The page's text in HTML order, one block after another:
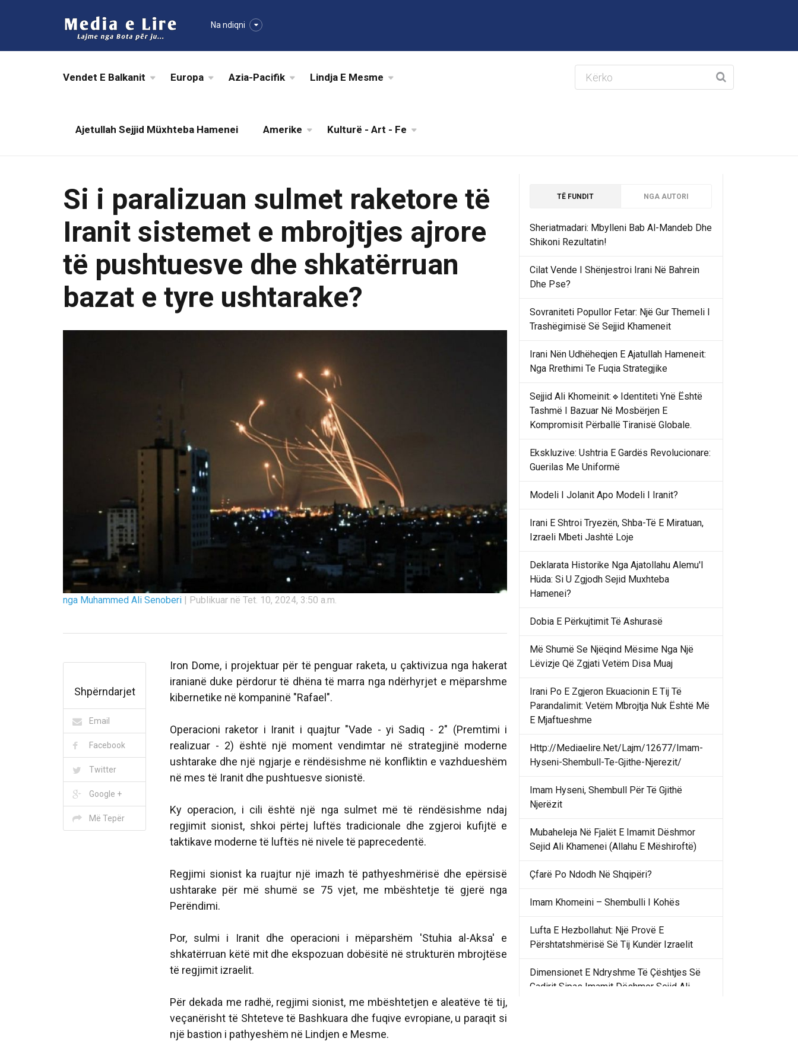
Na ndiqni
Vendet E Balkanit Europa Azia-Pacifik Lindja E Mesme
Ajetullah Sejjid Müxhteba Hamenei Amerike Kulturë - Art - Fe
Si i paralizuan sulmet raketore të
Iranit sistemet e mbrojtjes ajrore
të pushtuesve dhe shkatërruan
bazat e tyre ushtarake?
nga Muhammed Ali Senoberi Publikuar në Tet. 10, 2024, 3:50 a.m.
Shpërndarjet
Email
Facebook
Twitter
Google +
Më Tepër
Iron Dome, i projektuar për të penguar raketa, u çaktivizua nga hakerat
iranianë duke përdorur të dhëna të marra nga ndërhyrjet e mëparshme
kibernetike në kompaninë "Rafael".
Operacioni raketor i Iranit i quajtur "Vade - yi Sadiq - 2" (Premtimi i
realizuar - 2) është një moment vendimtar në strategjinë moderne
ushtarake dhe një ngjarje e rëndësishme në konfliktin e vazhdueshëm
në mes të Iranit dhe pushtuesve sionistë.
Ky operacion, i cili është një nga sulmet më të rëndësishme ndaj
regjimit sionist, shkoi përtej luftës tradicionale dhe zgjeroi kufijtë e
taktikave moderne të luftës në nivele të paprecedentë.
Regjimi sionist ka ruajtur një imazh të pathyeshmërisë dhe epërsisë
ushtarake për më shumë se 75 vjet, me mbështetje të gjerë nga
Perëndimi.
Por, sulmi i Iranit dhe operacioni i mëparshëm 'Stuhia al-Aksa' e
shkatërruan këtë mit dhe ekspozuan dobësitë në strukturën mbrojtëse
të regjimit izraelit.
Për dekada me radhë, regjimi sionist, me mbështetjen e aleatëve të tij,
veçanërisht të Shteteve të Bashkuara dhe fuqive evropiane, u paraqit si
një bastion i pathyeshëm në Lindjen e Mesme.
TË FUNDIT NGA AUTORI
Sheriatmadari: Mbylleni Bab Al-Mandeb Dhe
Shikoni Rezultatin!
Cilat Vende I Shënjestroi Irani Në Bahrein
Dhe Pse?
Sovraniteti Popullor Fetar: Një Gur Themeli I
Trashëgimisë Së Sejjid Khameneit
Irani Nën Udhëheqjen E Ajatullah Hameneit:
Nga Rrethimi Te Fuqia Strategjike
Sejjid Ali Khomeinit:🔹Identiteti Ynë Është
Tashmë I Bazuar Në Mosbërjen E
Kompromisit Përballë Tiranisë Globale.
Ekskluzive: Ushtria E Gardës Revolucionare:
Guerilas Me Uniformë
Modeli I Jolanit Apo Modeli I Iranit?
Irani E Shtroi Tryezën, Shba-Të E Miratuan,
Izraeli Mbeti Jashtë Loje
Deklarata Historike Nga Ajatollahu Alemu'l
Hüda: Si U Zgjodh Sejid Muxhteba
Hamenei?
Dobia E Përkujtimit Të Ashurasë
Më Shumë Se Njëqind Mësime Nga Një
Lëvizje Që Zgjati Vetëm Disa Muaj
Irani Po E Zgjeron Ekuacionin E Tij Të
Parandalimit: Vetëm Mbrojtja Nuk Është Më
E Mjaftueshme
Http://Mediaelire.Net/Lajm/12677/Imam-
Hyseni-Shembull-Te-Gjithe-Njerezit/
Imam Hyseni, Shembull Për Të Gjithë
Njerëzit
Mubaheleja Në Fjalët E Imamit Dëshmor
Sejid Ali Khamenei (Allahu E Mëshiroftë)
Çfarë Po Ndodh Në Shqipëri?
Imam Khomeini – Shembulli I Kohës
Lufta E Hezbollahut: Një Provë E
Përshtatshmërisë Së Tij Kundër Izraelit
Dimensionet E Ndryshme Të Çështjes Së
Gadirit Sipas Imamit Dëshmor Sejid Ali